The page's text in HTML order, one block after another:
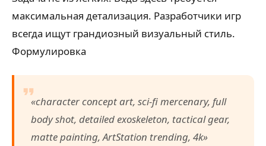
максимальная детализация. Разработчики игр
всегда ищут грандиозный визуальный стиль.
Формулировка
«character concept art, sci-fi mercenary, full
body shot, detailed exoskeleton, tactical gear,
matte painting, ArtStation trending, 4k»